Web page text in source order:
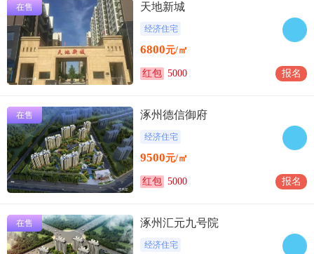
在售 天地新城
经济住宅
6800元/㎡
红包 5000 报名
在售 涿州德信御府
经济住宅
9500元/㎡
红包 5000 报名
在售 涿州汇元九号院
经济住宅